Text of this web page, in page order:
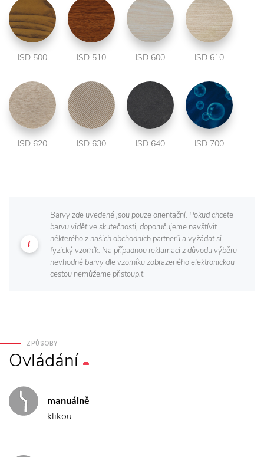
ISD 500 ISD 510 ISD 600 ISD 610
ISD 620 ISD 630 ISD 640 ISD 700
Barvy zde uvedené jsou pouze orientační. Pokud chcete
barvu vidět ve skutečnosti, doporučujeme navštívit
některého z našich obchodních partnerů a vyžádat si
fyzický vzorník. Na případnou reklamaci z důvodu výběru
nevhodné barvy dle vzorníku zobrazeného elektronickou
cestou nemůžeme přistoupit.
ZPŮSOBY
Ovládání
manuálně
klikou